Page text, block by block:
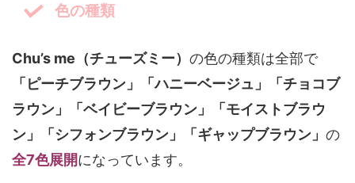
色の種類
Chu’s me（チューズミー） の色の種類は全部で
「ピーチブラウン」「ハニーベージュ」「チョコブ
ラウン」「ベイビーブラウン」「モイストブラウ
ン」「シフォンブラウン」「ギャップブラウン」 の
全7色展開になっています。